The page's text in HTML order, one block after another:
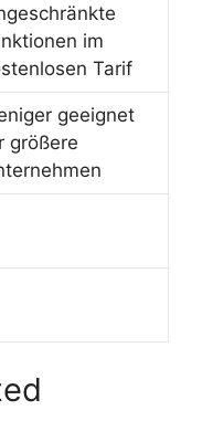
im
Tarif
geeignet
größere